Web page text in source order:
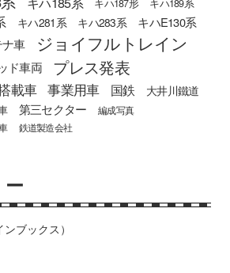
キハ187形
キハ189系
キハ281系 キハ283系
キハE130系
車 ジョイフルトレイン
ド車両 プレス発表
載車 事業用車 国鉄 大井川鐵道
第三セクター 編成写真
鉄道製造会社
ブックス）